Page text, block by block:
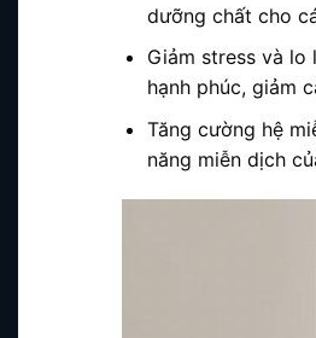
dưỡng chất cho
Giảm stress và lo
hạnh phúc, giảm
Tăng cường hệ
năng miễn dịch